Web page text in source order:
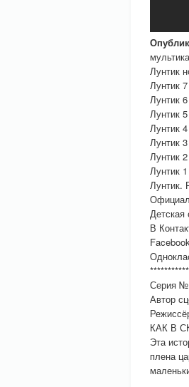
Лунтик
Лунтик
Лунтик
Лунтик
Лунтик
Лунтик
Лунтик
Лунтик
Лунтик.
В
Серия №
Автор
КАК В
Эта
плена